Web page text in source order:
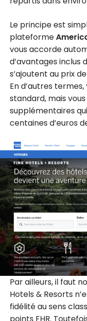
Le principe est
plateforme
vous accorde
d’avantages inclus
s’ajoutent au prix
En d’autres
standard, mais
supplémentaires
centaines d’euros
Par ailleurs, il faut
Hotels & Resorts
fidélité au sens